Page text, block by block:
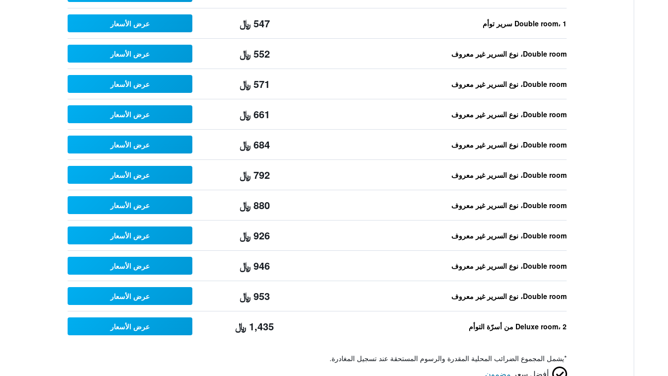
Double room، 1 سرير توأم 547 ﷼ عرض الأسعار
Double room، نوع السرير غير معروف 552 ﷼ عرض الأسعار
Double room، نوع السرير غير معروف 571 ﷼ عرض الأسعار
Double room، نوع السرير غير معروف 661 ﷼ عرض الأسعار
Double room، نوع السرير غير معروف 684 ﷼ عرض الأسعار
Double room، نوع السرير غير معروف 792 ﷼ عرض الأسعار
Double room، نوع السرير غير معروف 880 ﷼ عرض الأسعار
Double room، نوع السرير غير معروف 926 ﷼ عرض الأسعار
Double room، نوع السرير غير معروف 946 ﷼ عرض الأسعار
Double room، نوع السرير غير معروف 953 ﷼ عرض الأسعار
Deluxe room، 2 من أسرّة التوأم 1,435 ﷼ عرض الأسعار
*يشمل المجموع الضرائب المحلية المقدرة والرسوم المستحقة عند تسجيل المغادرة.